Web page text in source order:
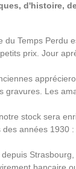
d'histoire,
Temps Perdu
prix. Jour
gravures. Les
stock sera
années 1930